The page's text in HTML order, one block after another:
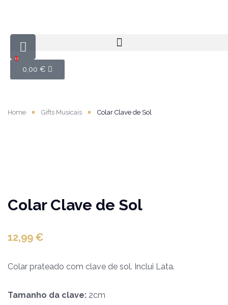
0,00 €
0
Home Gifts Musicais Colar Clave de Sol
Colar Clave de Sol
12,99 €
Colar prateado com clave de sol. Inclui Lata.
Tamanho da clave: 2cm